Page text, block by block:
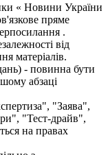
« Новини України
пряме
.
від
матеріалів.
- повинна бути
абзаці
"Заява",
"Тест-драйв",
на правах